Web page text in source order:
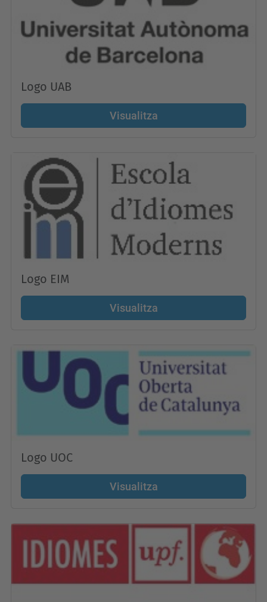
Logo UAB
Visualitza
Logo EIM
Visualitza
Logo UOC
Visualitza